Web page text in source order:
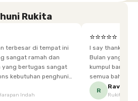
Rukita
terbesar di tempat ini
sangat
kebutuhan penghuni.
karena sempat
Indah
⭐⭐⭐⭐⭐
I say thankyou
Bulan yang super happy! banyak
kumpul bareng
semua bahagia
mgkn saran dari air aja & kebersihan lebih di
R
Ravena
Rukita